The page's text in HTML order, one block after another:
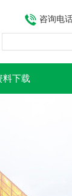
咨询电话
料下载